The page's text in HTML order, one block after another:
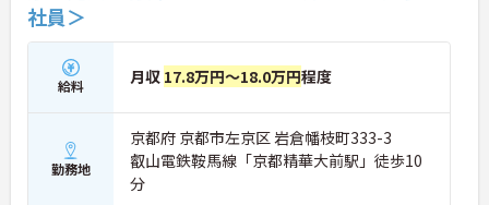
社員＞
給料 月収 17.8万円～18.0万円程度
勤務地
京都府 京都市左京区 岩倉幡枝町333-3
叡山電鉄鞍馬線「京都精華大前駅」徒歩10
分